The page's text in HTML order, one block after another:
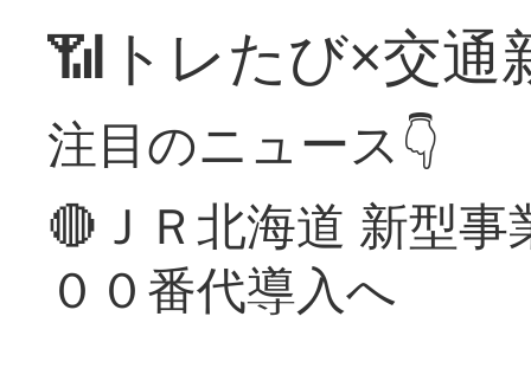
📶トレたび×交通
注目のニュース👇
🔴ＪＲ北海道 新型
００番代導入へ